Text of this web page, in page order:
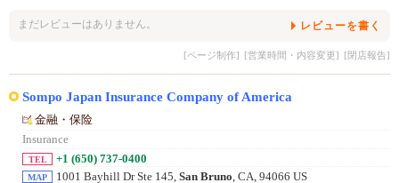
まだレビューはありません。 レビューを書く
[ページ制作] [営業時間・内容変更] [閉店報告]
Sompo Japan Insurance Company of America
金融・保险
Insurance
TEL +1 (650) 737-0400
MAP 1001 Bayhill Dr Ste 145, San Bruno , CA, 94066 US